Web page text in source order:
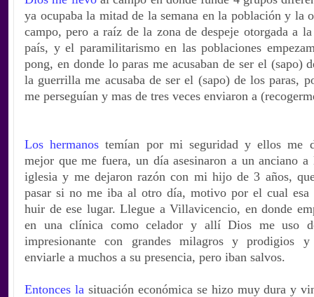
ya ocupaba la mitad de la semana en la población y la
campo, pero a raíz de la zona de despeje otorgada a
país, y el paramilitarismo en las poblaciones
pong, en donde lo paras me acusaban de ser el (sapo)
la guerrilla me acusaba de ser el (sapo) de los paras,
me perseguían y mas de tres veces enviaron a
Los hermanos temían por mi seguridad y ellos me
mejor que me fuera, un día asesinaron a un anciano
iglesia y me dejaron razón con mi hijo de 3 años,
pasar si no me iba al otro día, motivo por el cual esa
huir de ese lugar. Llegue a Villavicencio, en donde
en una clínica como celador y allí Dios me uso
impresionante con grandes milagros y prodigios y
enviarle a muchos a su presencia, pero iban salvos.
Entonces lasituación económica se hizo muy dura y